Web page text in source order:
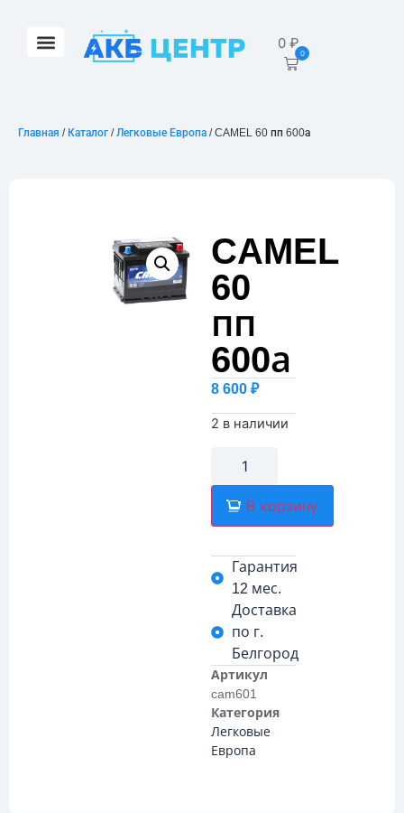
0₽
0
Главная / Каталог /Легковые Европа / CAMEL 60 пп 600а
CAMEL
60
пп
600а
8 600 ₽
2 в наличии
В корзину
Гарантия
12 мес.
Доставка
по г.
Белгород
Артикул
cam601
Категория
Легковые
Европа